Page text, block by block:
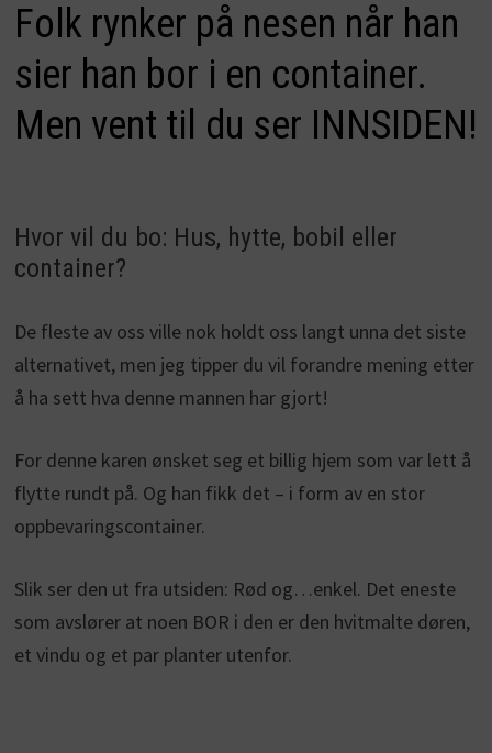
Folk rynker på nesen når han
sier han bor i en container.
Men vent til du ser INNSIDEN!
Hvor vil du bo: Hus, hytte, bobil eller
container?
De fleste av oss ville nok holdt oss langt unna det siste
alternativet, men jeg tipper du vil forandre mening etter
å ha sett hva denne mannen har gjort!
For denne karen ønsket seg et billig hjem som var lett å
flytte rundt på. Og han fikk det – i form av en stor
oppbevaringscontainer.
Slik ser den ut fra utsiden: Rød og…enkel. Det eneste
som avslører at noen BOR i den er den hvitmalte døren,
et vindu og et par planter utenfor.